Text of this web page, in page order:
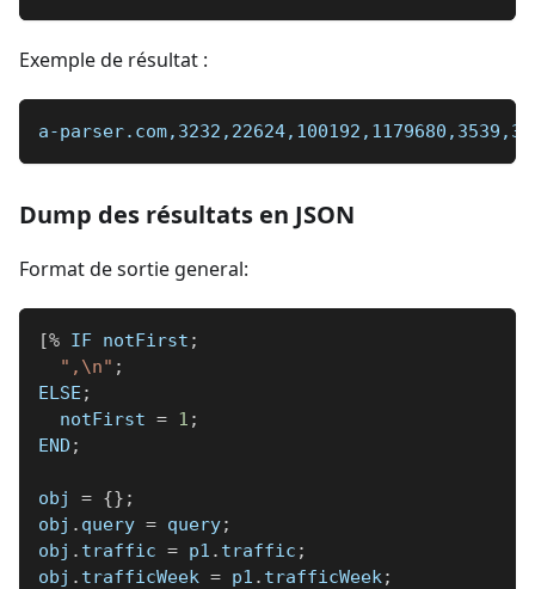
Exemple de résultat :
a-parser.com,3232,22624,100192,1179680,3539,30
Dump des résultats en JSON
Format de sortie general:
[% IF notFirst ;
",\n" ;
ELSE ;
  notFirst
= 1 ;
END ;
obj = {} ;
obj . query = query;
obj . traffic = p1 . traffic ;
obj . trafficWeek = p1 . trafficWeek;